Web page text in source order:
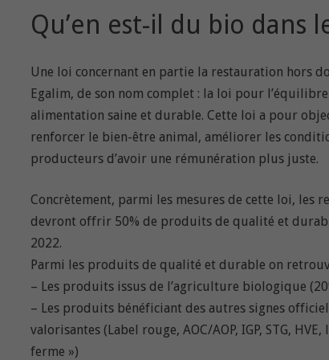
Qu’en est-il du bio dans
Une loi concernant en partie la restauration hors
Egalim, de son nom complet : la loi pour
alimentation saine et durable. Cette loi a pour
renforcer le bien-être animal, améliorer les
producteurs d’avoir une rémunération plus juste.
Concrètement, parmi les mesures de cette loi, les
devront offrir 50% de produits de qualité et
2022.
Parmi les produits de qualité et durable on
– Les produits issus de l’agriculture biologique
– Les produits bénéficiant des autres signes
valorisantes (Label rouge, AOC/AOP, IGP, STG,
ferme »)